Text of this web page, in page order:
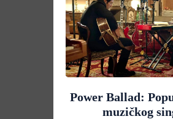
Power Ballad:
muzičkog